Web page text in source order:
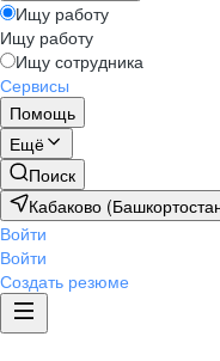
Ищу работу
Ищу работу
Ищу сотрудника
Сервисы
Помощь
Ещё
Поиск
Кабаково
Войти
Войти
Создать резюме